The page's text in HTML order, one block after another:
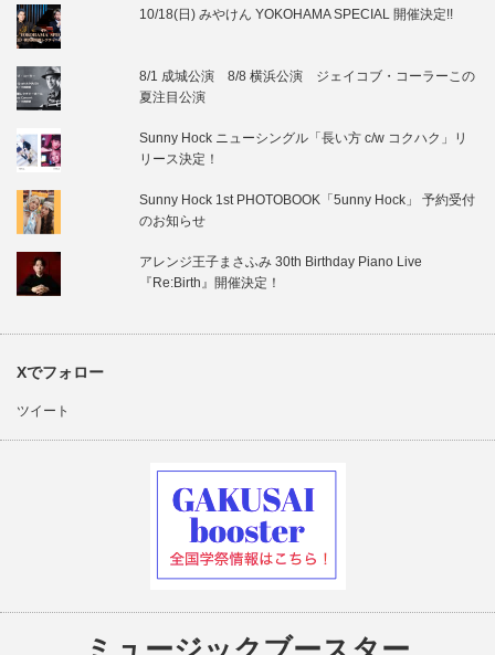
10/18(日) みやけん YOKOHAMA SPECIAL 開催決定!!
8/1 成城公演 8/8 横浜公演 ジェイコブ・コーラーこの
夏注目公演
Sunny Hock ニューシングル「長い方 c/w コクハク」リ
リース決定！
Sunny Hock 1st PHOTOBOOK「5unny Hock」 予約受付
のお知らせ
アレンジ王子まさふみ 30th Birthday Piano Live
『Re:Birth』開催決定！
Xでフォロー
ツイート